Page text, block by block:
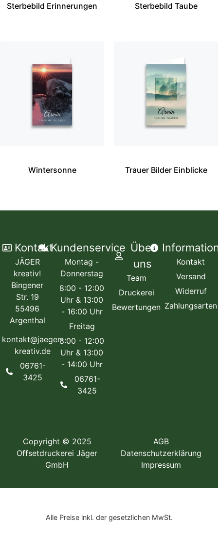
Sterbebild Erinnerungen Sterbebild Taube
Wintersonne Trauer Bilder Einblicke
Kontakt
JÄGER
kreativ!
Bingener
Str. 19
55496
Argenthal
kontakt@jaeger-
kreativ.de
06761-
3425
Kundenservice
Montag -
Donnerstag
8:00 - 12:00
Uhr & 13:00
- 16:00 Uhr
Freitag
8:00 - 12:00
Uhr & 13:00
- 14:00 Uhr
06761-
3425
Über
uns
Team
Druckerei
Bewertungen
Kontakt
Versand
Widerruf
Zahlungsarten
Copyright © 2025
Offsetdruckerei Jäger
GmbH
AGB
Datenschutzerklärung
Impressum
Alle Preise inkl. der gesetzlichen MwSt.